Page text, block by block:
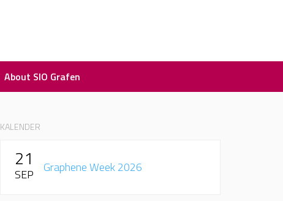
About SIO Grafen
KALENDER
21
SEP Graphene Week 2026